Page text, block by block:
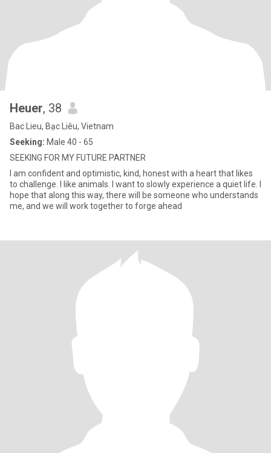
Heuer, 38
Bac Lieu, Bạc Liêu, Vietnam
Seeking: Male 40 - 65
SEEKING FOR MY FUTURE PARTNER
I am confident and optimistic, kind, honest with a heart that likes
to challenge. I like animals. I want to slowly experience a quiet life. I
hope that along this way, there will be someone who understands
me, and we will work together to forge ahead